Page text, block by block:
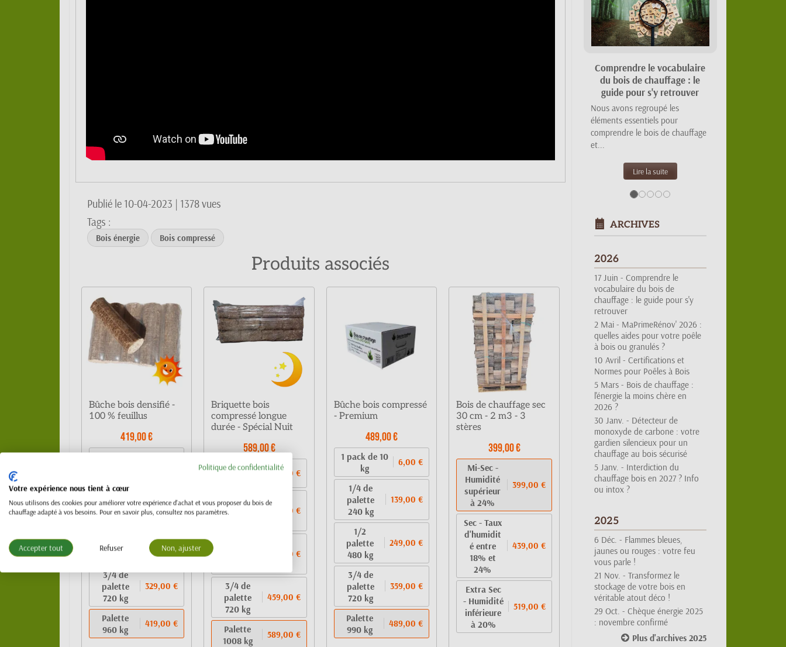
Publié le 10-04-2023 | 1378 vues
Tags :
Bois énergie Bois compressé
Produits associés
Bûche bois densifié -
100 % feuillus
419,00 €
1 pack de 10
1/4 de
palette
240 kg
129,00 €
palette
480 kg
219,00 €
3/4 de
palette
720 kg
329,00 €
Palette
960 kg
419,00 €
Briquette bois
compressé longue
durée - Spécial Nuit
589,00 €
1 pack de
10,00 €
1/4 de
palette
159,00 €
319,00 €
3/4 de
palette
720 kg
459,00 €
Palette
1008 kg
589,00 €
Bûche bois compressé
- Premium
489,00 €
1 pack de 10
kg
6,00 €
1/4 de
palette
240 kg
139,00 €
1/2
palette
480 kg
249,00 €
3/4 de
palette
720 kg
359,00 €
Palette
990 kg
489,00 €
Bois de chauffage sec
30 cm - 2 m3 - 3
stères
399,00 €
Mi-Sec -
Humidité
supérieur
à 24%
399,00 €
Sec - Taux
d'humidit
é entre
18% et
24%
439,00 €
Extra Sec
- Humidité
inférieure
à 20%
519,00 €
MaPrimeRénov' 2026 :
quelles aides pour votre
poêle à bois ou granulés ?
Tout sur les barèmes
MaPrimeRénov' 2026 pour le
chauffage au bois : forfaits,...
17 Juin -Comprendre le
vocabulaire du bois de
chauffage : le guide pour s'y
retrouver
2 Mai -MaPrimeRénov' 2026 :
quelles aides pour votre poêle
à bois ou granulés ?
10 Avril - Certifications et
Normes pour Poêles à Bois
5 Mars -Bois de chauffage :
l'énergie la moins chère en
2026 ?
30 Janv. -
monoxyde de carbone : votre
gardien silencieux pour un
chauffage au bois sécurisé
5 Janv. -Interdiction du
chauffage bois en 2027 ? Info
ou intox ?
6 Déc. -Flammes bleues,
jaunes ou rouges : votre feu
vous parle !
21 Nov. -Transformez le
stockage de votre bois en
véritable atout déco !
29 Oct. -Chèque énergie 2025
: novembre confirmé
Plus d'archives 2025
Politique de confidentialité
Votre expérience nous tient à cœur
Nous utilisons des cookies pour améliorer votre expérience d'achat et vous proposer du bois de
chauffage adapté à vos besoins. Pour en savoir plus, consultez nos paramètres.
Accepter tout Refuser Non, ajuster